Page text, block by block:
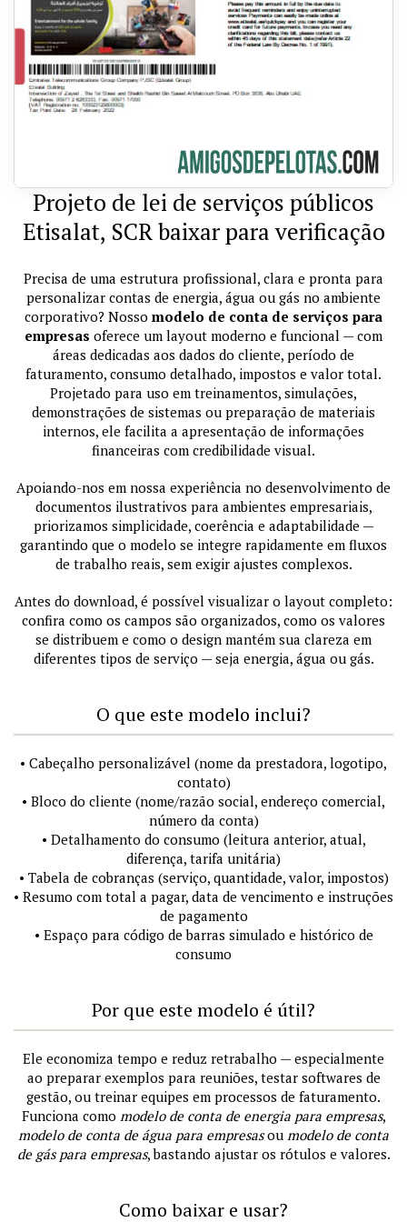
Projeto de lei de serviços públicos
Etisalat, SCR baixar para verificação
Precisa de uma estrutura profissional, clara e pronta para
personalizar contas de energia, água ou gás no ambiente
corporativo? Nosso modelo de conta de serviços para
empresas oferece um layout moderno e funcional — com
áreas dedicadas aos dados do cliente, período de
faturamento, consumo detalhado, impostos e valor total.
Projetado para uso em treinamentos, simulações,
demonstrações de sistemas ou preparação de materiais
internos, ele facilita a apresentação de informações
financeiras com credibilidade visual.
Apoiando-nos em nossa experiência no desenvolvimento de
documentos ilustrativos para ambientes empresariais,
priorizamos simplicidade, coerência e adaptabilidade —
garantindo que o modelo se integre rapidamente em fluxos
de trabalho reais, sem exigir ajustes complexos.
Antes do download, é possível visualizar o layout completo:
confira como os campos são organizados, como os valores
se distribuem e como o design mantém sua clareza em
diferentes tipos de serviço — seja energia, água ou gás.
O que este modelo inclui?
• Cabeçalho personalizável (nome da prestadora, logotipo,
contato)
• Bloco do cliente (nome/razão social, endereço comercial,
número da conta)
• Detalhamento do consumo (leitura anterior, atual,
diferença, tarifa unitária)
• Tabela de cobranças (serviço, quantidade, valor, impostos)
• Resumo com total a pagar, data de vencimento e instruções
de pagamento
• Espaço para código de barras simulado e histórico de
consumo
Por que este modelo é útil?
Ele economiza tempo e reduz retrabalho — especialmente
ao preparar exemplos para reuniões, testar softwares de
gestão, ou treinar equipes em processos de faturamento.
Funciona como modelo de conta de energia para empresas,
modelo de conta de água para empresasou modelo de conta
de gás para empresas, bastando ajustar os rótulos e valores.
Como baixar e usar?